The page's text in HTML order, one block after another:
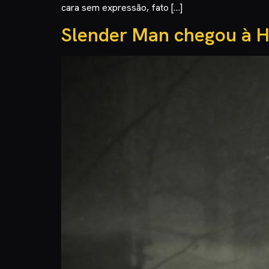
cara sem expressão, fato […]
Slender Man chegou à